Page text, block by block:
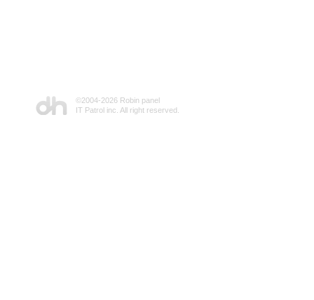
©2004-2026 Robin panel
IT Patrol inc. All right reserved.